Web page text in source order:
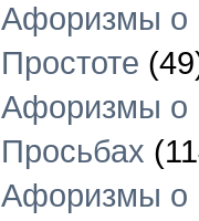
Афоризмы о
Простоте
Афоризмы о
Просьбах
Афоризмы о